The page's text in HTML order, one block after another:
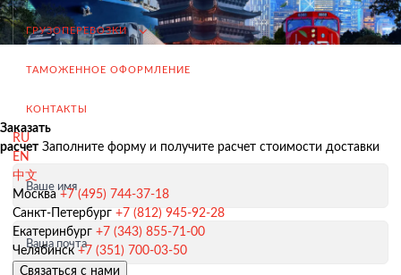
ГРУЗОПЕРЕВОЗКИ
ТАМОЖЕННОЕ ОФОРМЛЕНИЕ
КОНТАКТЫ
RU
EN
中文
Москва +7 (495) 744-37-18
Санкт-Петербург +7 (812) 945-92-28
Екатеринбург +7 (343) 855-71-00
Челябинск +7 (351) 700-03-50
Связаться с нами
Экспорт из России
Заключение контрактов и согласование условий поставки
Таможенное оформление и разрешительная документация
Заказать
расчет Заполните форму и получите расчет стоимости доставки
Ваше имя
Ваша почта